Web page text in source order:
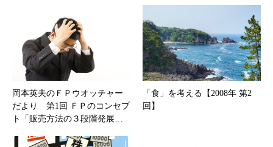
岡本英夫のＦＰウオッチャー
だより 第1回 ＦＰのコンセプ
ト「販売方法の３段階発展…
「食」を考える【2008年 第2
回】